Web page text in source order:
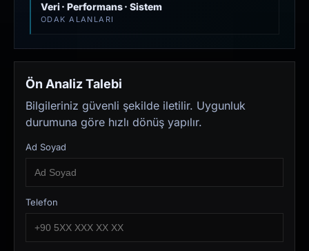
Veri · Performans · Sistem
ODAK ALANLARI
Ön Analiz Talebi
Bilgileriniz güvenli şekilde iletilir. Uygunluk
durumuna göre hızlı dönüş yapılır.
Ad Soyad
Telefon